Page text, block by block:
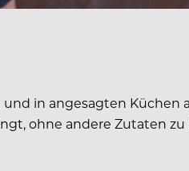
in angesagten Küchen
ohne andere Zutaten